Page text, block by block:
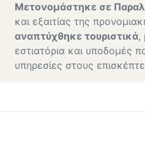
Μετονομάστηκε σε
και εξαιτίας της
αναπτύχθηκε τουριστικά,
εστιατόρια και υποδομές
υπηρεσίες στους